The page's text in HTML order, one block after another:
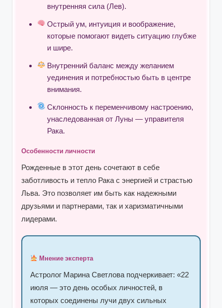
внутренняя сила (Лев).
Острый ум, интуиция и воображение,
которые помогают видеть ситуацию глубже
и шире.
Внутренний баланс между желанием
уединения и потребностью быть в центре
внимания.
Склонность к переменчивому настроению,
унаследованная от Луны — управителя
Рака.
Особенности личности
Рожденные в этот день сочетают в себе
заботливость и тепло Рака с энергией и страстью
Льва. Это позволяет им быть как надежными
друзьями и партнерами, так и харизматичными
лидерами.
Мнение эксперта
Астролог Марина Светлова подчеркивает: «22
июля — это день особых личностей, в
которых соединены лучи двух сильных